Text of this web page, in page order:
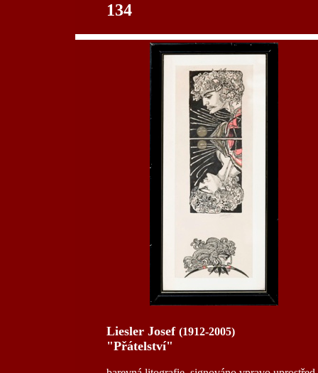
134
Liesler Josef (1912-2005)
"Přátelství"